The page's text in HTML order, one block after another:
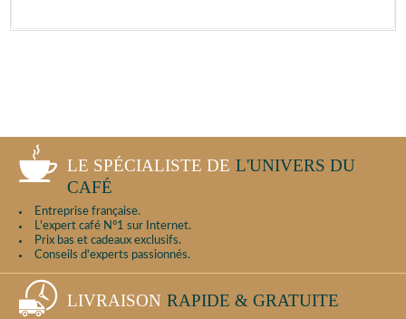
LE SPÉCIALISTE DE L'UNIVERS DU
CAFÉ
Entreprise française.
L'expert café N°1 sur Internet.
Prix bas et cadeaux exclusifs.
Conseils d'experts passionnés.
LIVRAISON RAPIDE & GRATUITE